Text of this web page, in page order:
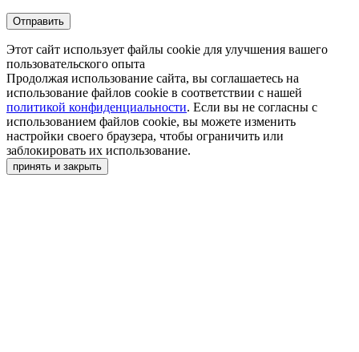
Этот сайт использует файлы cookie для улучшения вашего
пользовательского опыта
Продолжая использование сайта, вы соглашаетесь на
использование файлов cookie в соответствии с нашей
политикой конфиденциальности. Если вы не согласны с
использованием файлов cookie, вы можете изменить
настройки своего браузера, чтобы ограничить или
заблокировать их использование.
принять и закрыть